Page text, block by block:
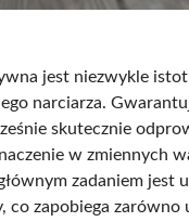
jest niezwykle
narciarza.
skutecznie
w zmiennych
zadaniem jest
co zapobiega zarówno